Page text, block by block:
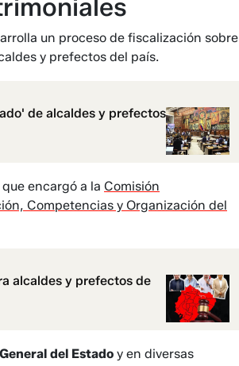
un proceso de fiscalización sobre
y prefectos del país.
de alcaldes y prefectos
encargó a la Comisión
Competencias y Organización del
alcaldes y prefectos de
del Estado y en diversas